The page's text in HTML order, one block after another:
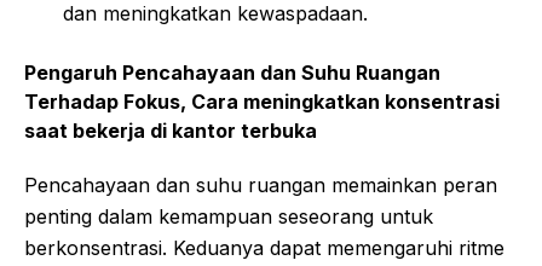
dan meningkatkan kewaspadaan.
Pengaruh Pencahayaan dan Suhu Ruangan
Terhadap Fokus, Cara meningkatkan konsentrasi
saat bekerja di kantor terbuka
Pencahayaan dan suhu ruangan memainkan peran
penting dalam kemampuan seseorang untuk
berkonsentrasi. Keduanya dapat memengaruhi ritme